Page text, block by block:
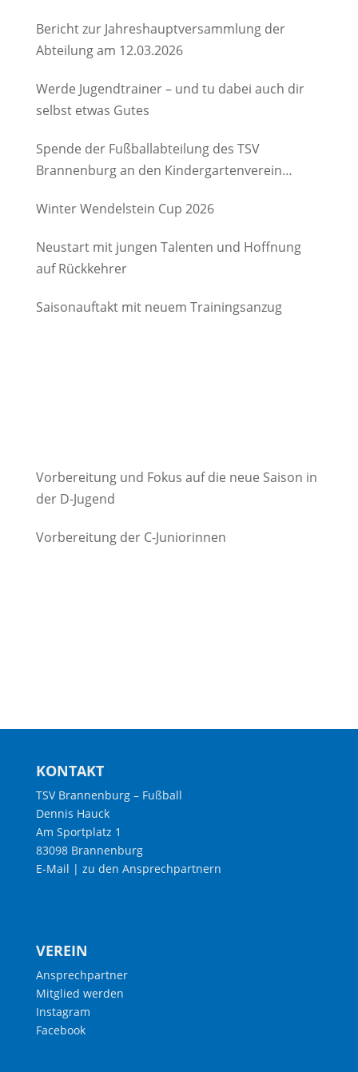
Bericht zur Jahreshauptversammlung der
Abteilung am 12.03.2026
Werde Jugendtrainer – und tu dabei auch dir
selbst etwas Gutes
Spende der Fußballabteilung des TSV
Brannenburg an den Kindergartenverein
Winter Wendelstein Cup 2026
Neustart mit jungen Talenten und Hoffnung
auf Rückkehrer
Saisonauftakt mit neuem Trainingsanzug
Vorbereitung und Fokus auf die neue Saison in
der D-Jugend
Vorbereitung der C-Juniorinnen
KONTAKT
TSV Brannenburg – Fußball
Dennis Hauck
Am Sportplatz 1
83098 Brannenburg
E-Mail | zu den Ansprechpartnern
VEREIN
Ansprechpartner
Mitglied werden
Instagram
Facebook